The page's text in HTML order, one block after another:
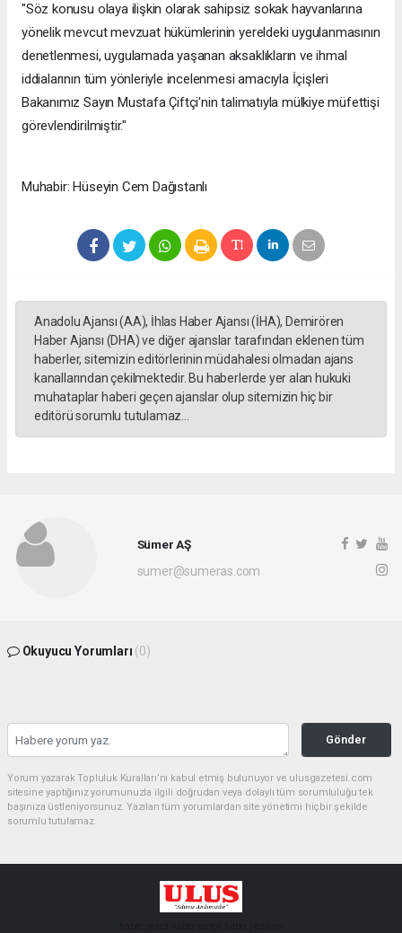
"Söz konusu olaya ilişkin olarak sahipsiz sokak hayvanlarına
yönelik mevcut mevzuat hükümlerinin yereldeki uygulanmasının
denetlenmesi, uygulamada yaşanan aksaklıkların ve ihmal
iddialarının tüm yönleriyle incelenmesi amacıyla İçişleri
Bakanımız Sayın Mustafa Çiftçi'nin talimatıyla mülkiye müfettişi
görevlendirilmiştir."
Muhabir: Hüseyin Cem Dağıstanlı
Anadolu Ajansı (AA), İhlas Haber Ajansı (İHA), Demirören
Haber Ajansı (DHA) ve diğer ajanslar tarafından eklenen tüm
haberler, sitemizin editörlerinin müdahalesi olmadan ajans
kanallarından çekilmektedir. Bu haberlerde yer alan hukuki
muhataplar haberi geçen ajanslar olup sitemizin hiç bir
editörü sorumlu tutulamaz...
Sümer AŞ
sumer@sumeras.com
Okuyucu Yorumları (0)
Gönder
Yorum yazarak Topluluk Kuralları’nı kabul etmiş bulunuyor ve ulusgazetesi.com
sitesine yaptığınız yorumunuzla ilgili doğrudan veya dolaylı tüm sorumluluğu tek
başınıza üstleniyorsunuz. Yazılan tüm yorumlardan site yönetimi hiçbir şekilde
sorumlu tutulamaz.